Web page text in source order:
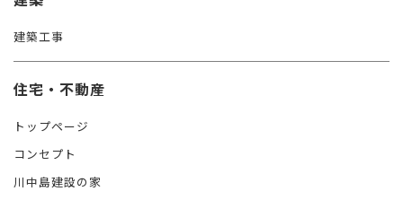
建築工事
住宅・不動産
トップページ
コンセプト
川中島建設の家